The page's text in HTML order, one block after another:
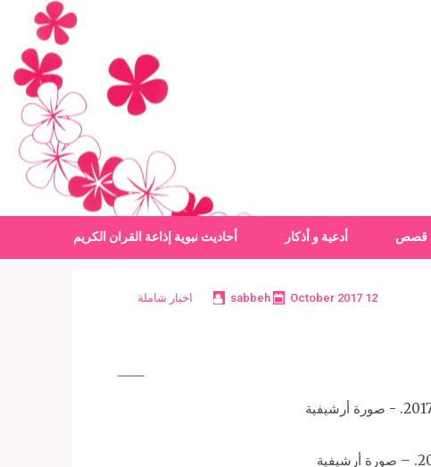
قصص أدعية و أذكار أحاديث نبوية إذاعة القران الكريم
12 October 2017
sabbeh اخبار شاملة